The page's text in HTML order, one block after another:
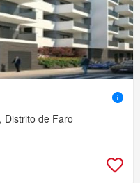
Distrito de Faro